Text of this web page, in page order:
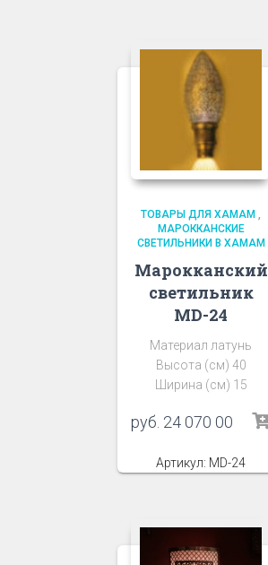
ТОВАРЫ ДЛЯ ХАМАМ ,
МАРОККАНСКИЕ
СВЕТИЛЬНИКИ В ХАМАМ
Марокканский
светильник
MD-24
Материал латунь
Высота (см) 40
Ширина (см) 15
руб. 24 070 00
Артикул: MD-24